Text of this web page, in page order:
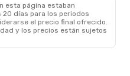
esta página estaban
días para los periodos
el precio final ofrecido.
y los precios están sujetos